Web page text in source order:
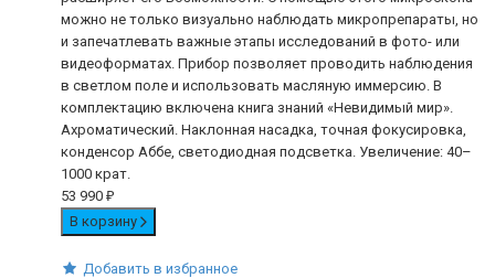
можно не только визуально наблюдать микропрепараты, но
и запечатлевать важные этапы исследований в фото- или
видеоформатах. Прибор позволяет проводить наблюдения
в светлом поле и использовать масляную иммерсию. В
комплектацию включена книга знаний «Невидимый мир».
Ахроматический. Наклонная насадка, точная фокусировка,
конденсор Аббе, светодиодная подсветка. Увеличение: 40–
1000 крат.
53 990 ₽
В корзину
Добавить в избранное